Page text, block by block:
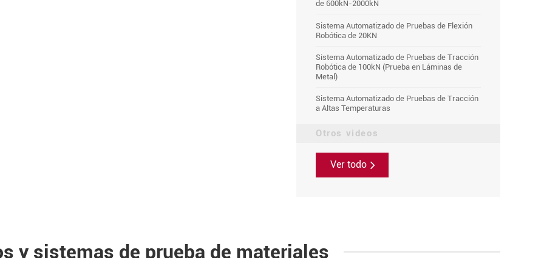
de 600kN-2000kN
Sistema Automatizado de Pruebas de Flexión
Robótica de 20KN
Sistema Automatizado de Pruebas de Tracción
Robótica de 100kN (Prueba en Láminas de
Metal)
Sistema Automatizado de Pruebas de Tracción
a Altas Temperaturas
Otros videos
Ver todo
y sistemas de prueba de materiales